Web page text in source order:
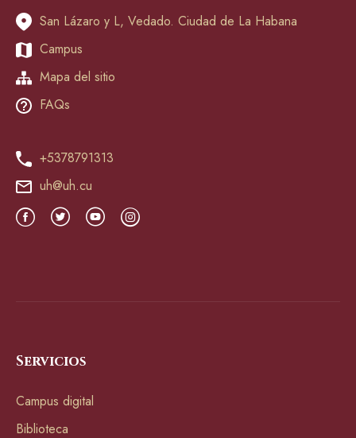
San Lázaro y L, Vedado. Ciudad de La Habana
Campus
Mapa del sitio
FAQs
+5378791313
uh@uh.cu
Servicios
Campus digital
Biblioteca